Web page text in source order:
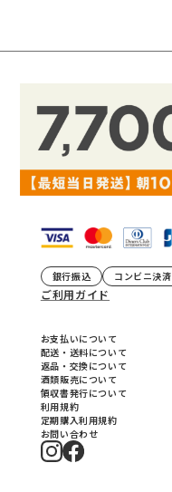
銀行振込 コンビニ決済
ご利用ガイド
お支払いについて
配送・送料について
返品・交換について
酒類販売について
領収書発行について
利用規約
定期購入利用規約
お問い合わせ